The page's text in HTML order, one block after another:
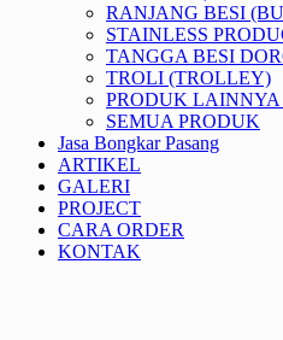
RANJANG BESI
STAINLESS
TANGGA BESI
TROLI (TROLLEY)
PRODUK LAINNYA
SEMUA PRODUK
Jasa Bongkar Pasang
ARTIKEL
GALERI
PROJECT
CARA ORDER
KONTAK